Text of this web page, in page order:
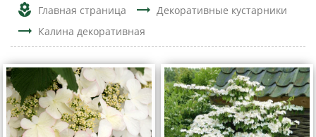
local_florist Главная страница trending_flat Декоративные кустарники
trending_flat Калина декоративная